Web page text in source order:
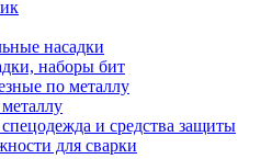
насадки
наборы бит
по металлу
и средства защиты
для сварки